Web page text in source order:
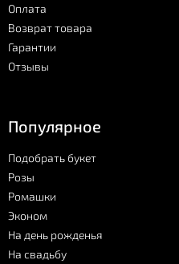
Оплата
Возврат товара
Гарантии
Отзывы
Популярное
Подобрать букет
Розы
Ромашки
Эконом
На день рожденья
На свадьбу